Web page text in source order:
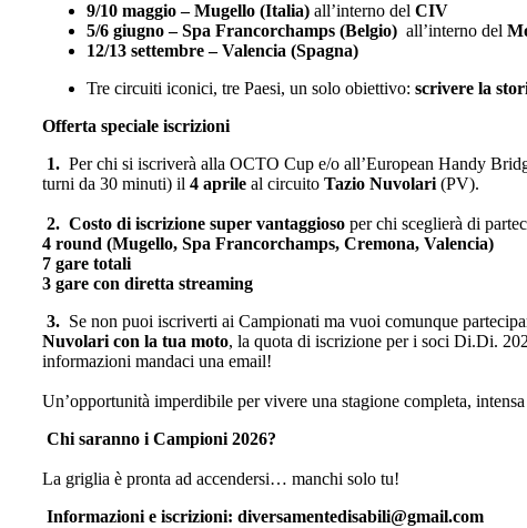
9/10 maggio – Mugello (Italia) all’interno del CIV
5/6 giugno – Spa Francorchamps (Belgio) all’interno del
12/13 settembre – Valencia (Spagna)
Tre circuiti iconici, tre Paesi, un solo obiettivo: scrivere la
Offerta speciale iscrizioni
1. Per chi si iscriverà alla OCTO Cup e/o all’European Handy
turni da 30 minuti) il 4 aprile al circuito Tazio Nuvolari (PV).
2. Costo di iscrizione super vantaggioso per chi sceglierà di
4 round (Mugello, Spa Francorchamps, Cremona, Valencia)
7 gare totali
3 gare con diretta streaming
3. Se non puoi iscriverti ai Campionati ma vuoi comunque
Nuvolari con la tua moto, la quota di iscrizione per i soci Di.Di.
informazioni mandaci una email!
Un’opportunità imperdibile per vivere una stagione completa,
Chi saranno i Campioni 2026?
La griglia è pronta ad accendersi… manchi solo tu!
Informazioni e iscrizioni: diversamentedisabili@gmail.com